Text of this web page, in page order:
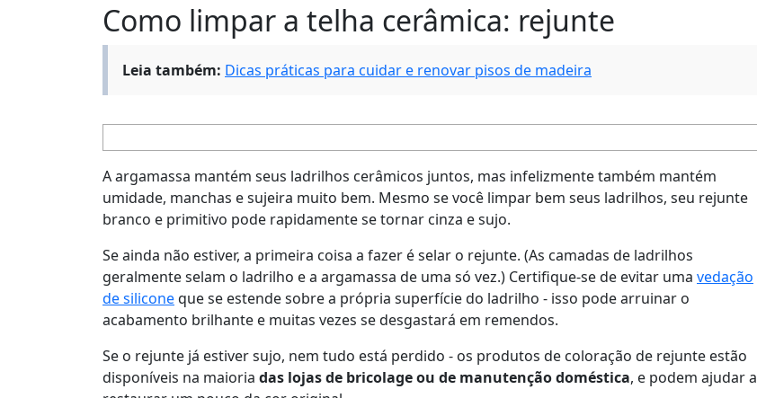
Como limpar a telha cerâmica: rejunte
Leia também: Dicas práticas para cuidar e renovar pisos de madeira
A argamassa mantém seus ladrilhos cerâmicos juntos, mas infelizmente também mantém
umidade, manchas e sujeira muito bem. Mesmo se você limpar bem seus ladrilhos, seu rejunte
branco e primitivo pode rapidamente se tornar cinza e sujo.
Se ainda não estiver, a primeira coisa a fazer é selar o rejunte. (As camadas de ladrilhos
geralmente selam o ladrilho e a argamassa de uma só vez.) Certifique-se de evitar uma vedação
de siliconeque se estende sobre a própria superfície do ladrilho - isso pode arruinar o
acabamento brilhante e muitas vezes se desgastará em remendos.
Se o rejunte já estiver sujo, nem tudo está perdido - os produtos de coloração de rejunte estão
disponíveis na maioria das lojas de bricolage ou de manutenção doméstica, e podem ajudar a